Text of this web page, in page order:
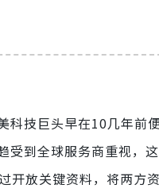
科技巨头早在10几年前
受到全球服务商重视，
开放关键资料，将两方